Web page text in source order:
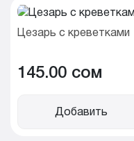
Цезарь с креветками
145.00 cом
Добавить